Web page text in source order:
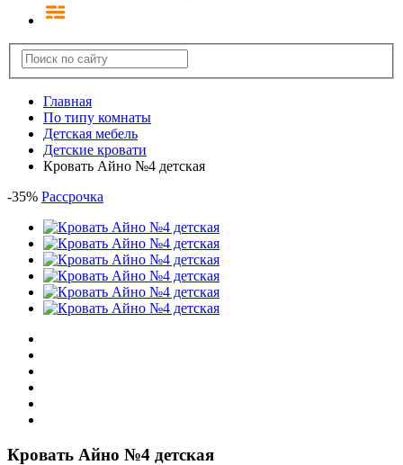
Главная
По типу комнаты
Детская мебель
Детские кровати
Кровать Айно №4 детская
-35% Рассрочка
Кровать Айно №4 детская